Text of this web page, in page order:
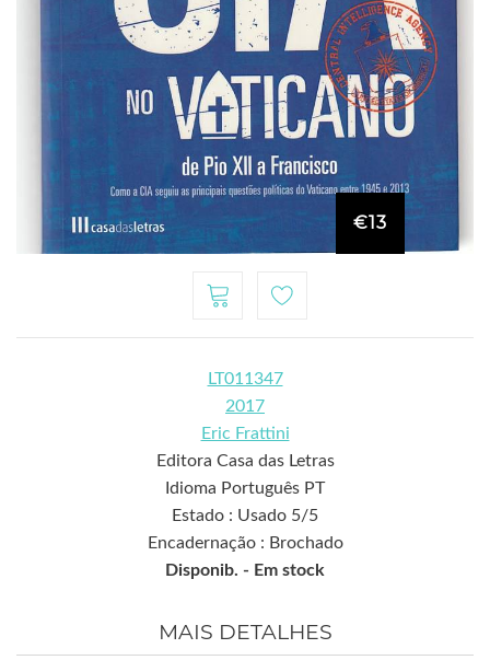
€13
LT011347
2017
Eric Frattini
Editora Casa das Letras
Idioma Português PT
Estado : Usado 5/5
Encadernação : Brochado
Disponib. - Em stock
MAIS DETALHES